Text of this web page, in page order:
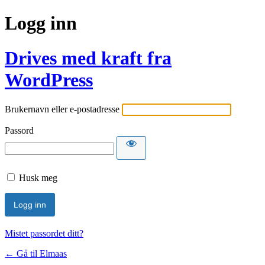
Logg inn
Drives med kraft fra
WordPress
Brukernavn eller e-postadresse
Passord
Husk meg
Mistet passordet ditt?
← Gå til Elmaas